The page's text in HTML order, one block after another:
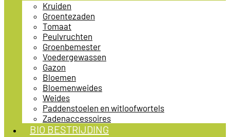
Kruiden
Groentezaden
Tomaat
Peulvruchten
Groenbemester
Voedergewassen
Gazon
Bloemen
Bloemenweides
Weides
Paddenstoelen en witloofwortels
Zadenaccessoires
BIO BESTRIJDING